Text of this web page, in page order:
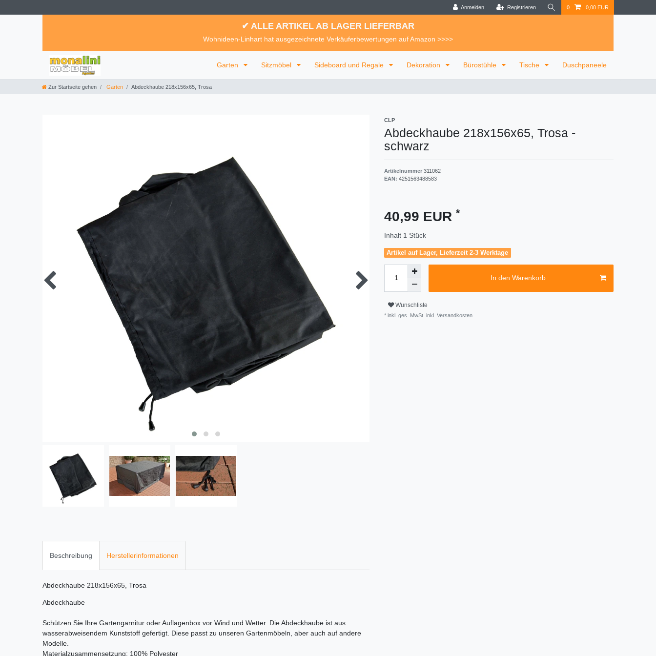
Anmelden Registrieren 0 0,00 EUR
✔ ALLE ARTIKEL AB LAGER LIEFERBAR
Wohnideen-Linhart hat ausgezeichnete Verkäuferbewertungen auf Amazon >>>>
Garten Sitzmöbel Sideboard und Regale Dekoration Bürostühle Tische Duschpaneele
Zur Startseite gehen Garten Abdeckhaube 218x156x65, Trosa
CLP
Abdeckhaube 218x156x65, Trosa -
schwarz
Artikelnummer 311062
EAN: 4251563488583
40,99 EUR *
Inhalt 1 Stück
Artikel auf Lager, Lieferzeit 2-3 Werktage
In den Warenkorb
Wunschliste
* inkl. ges. MwSt. inkl. Versandkosten
Beschreibung Herstellerinformationen
Abdeckhaube 218x156x65, Trosa
Abdeckhaube
Schützen Sie Ihre Gartengarnitur oder Auflagenbox vor Wind und Wetter. Die Abdeckhaube ist aus
wasserabweisendem Kunststoff gefertigt. Diese passt zu unseren Gartenmöbeln, aber auch auf andere
Modelle.
Materialzusammensetzung: 100% Polyester